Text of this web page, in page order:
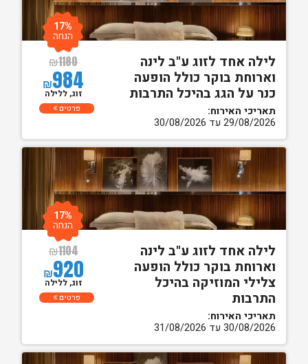
לילה אחד לזוג ע"ב לינה
וארוחת בוקר כולל הופעה
כנר על הגג בהיכל התרבות
תאריכי האירוח:
29/08/2026 עד 30/08/2026
₪1180
₪984
17%
הנחה
זוג, ללילה
פרטים
לילה אחד לזוג ע"ב לינה
וארוחת בוקר כולל הופעה
צלילי המוזיקה בהיכל
התרבות
תאריכי האירוח:
30/08/2026 עד 31/08/2026
₪1104
₪920
17%
הנחה
זוג, ללילה
פרטים